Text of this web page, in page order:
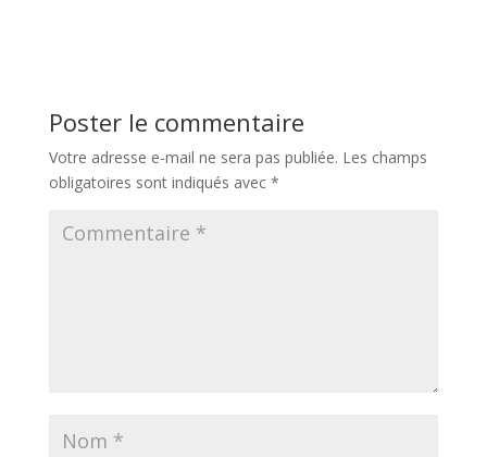
Poster le commentaire
Votre adresse e-mail ne sera pas publiée. Les champs
obligatoires sont indiqués avec *